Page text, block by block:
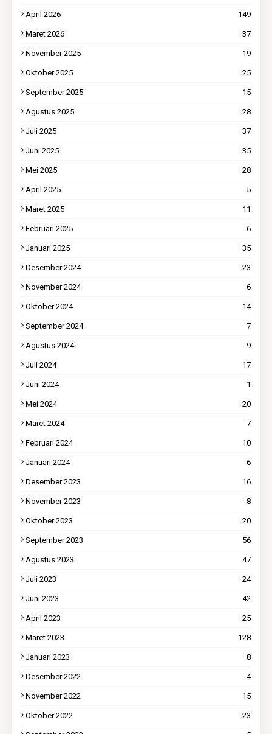
April 2026 149
Maret 2026 37
November 2025 19
Oktober 2025 25
September 2025 15
Agustus 2025 28
Juli 2025 37
Juni 2025 35
Mei 2025 28
April 2025 5
Maret 2025 11
Februari 2025 6
Januari 2025 35
Desember 2024 23
November 2024 6
Oktober 2024 14
September 2024 7
Agustus 2024 9
Juli 2024 17
Juni 2024 1
Mei 2024 20
Maret 2024 7
Februari 2024 10
Januari 2024 6
Desember 2023 16
November 2023 8
Oktober 2023 20
September 2023 56
Agustus 2023 47
Juli 2023 24
Juni 2023 42
April 2023 25
Maret 2023 128
Januari 2023 8
Desember 2022 4
November 2022 15
Oktober 2022 23